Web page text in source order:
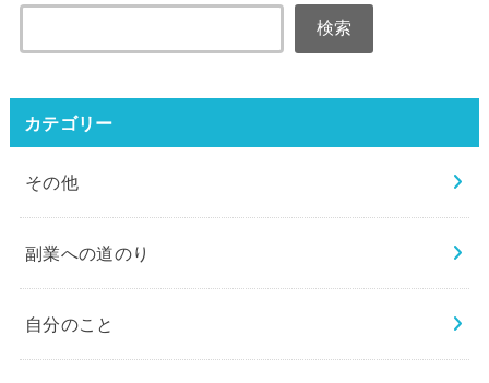
検索
カテゴリー
その他
副業への道のり
自分のこと